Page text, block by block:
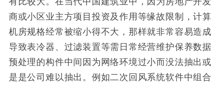
商或小区业主方项目投资及作用等缘故限制，计算
机房规格经常被缩小得不大，那样就非常容易造成
导致表冷器、过滤装置等需日常经营维护保养数据
预处理的构件中间因为网络环境过小而没法抽出或
是是公司难以抽出。例如二次回风系统软件中组合